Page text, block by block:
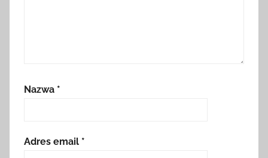
Nazwa *
Adres email *